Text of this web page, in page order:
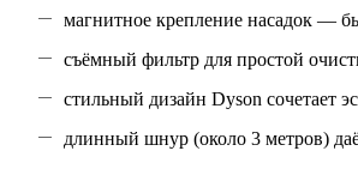
магнитное крепление насадок —
съёмный фильтр для простой
стильный дизайн Dyson сочетает
длинный шнур (около 3 метров)